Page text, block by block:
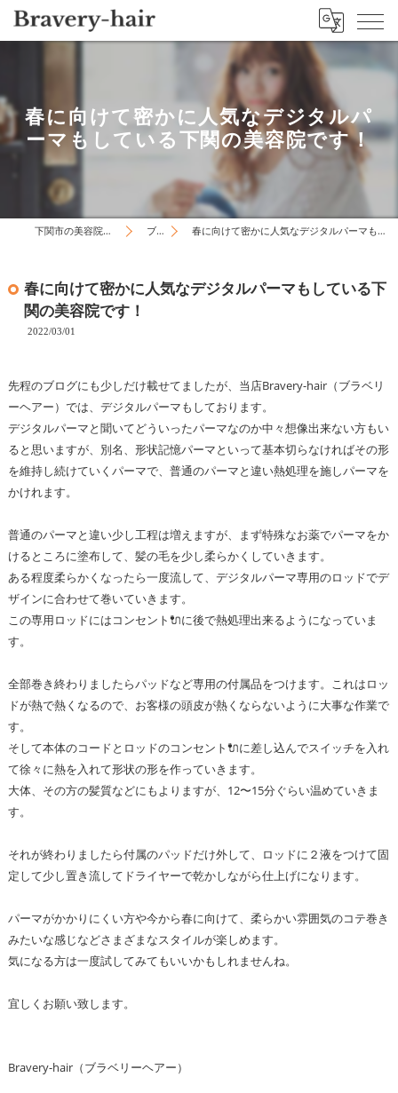
春に向けて密かに人気なデジタルパ
ーマもしている下関の美容院です！
下関市の美容院はBravery-hair ブログ 春に向けて密かに人気なデジタルパーマもしている下関の美容院です！
春に向けて密かに人気なデジタルパーマもしている下
関の美容院です！
2022/03/01
先程のブログにも少しだけ載せてましたが、当店Bravery-hair（ブラベリ
ーヘアー）では、デジタルパーマもしております。
デジタルパーマと聞いてどういったパーマなのか中々想像出来ない方もい
ると思いますが、別名、形状記憶パーマといって基本切らなければその形
を維持し続けていくパーマで、普通のパーマと違い熱処理を施しパーマを
かけれます。
普通のパーマと違い少し工程は増えますが、まず特殊なお薬でパーマをか
けるところに塗布して、髪の毛を少し柔らかくしていきます。
ある程度柔らかくなったら一度流して、デジタルパーマ専用のロッドでデ
ザインに合わせて巻いていきます。
この専用ロッドにはコンセント🔌に後で熱処理出来るようになっていま
す。
全部巻き終わりましたらパッドなど専用の付属品をつけます。これはロッ
ドが熱で熱くなるので、お客様の頭皮が熱くならないように大事な作業で
す。
そして本体のコードとロッドのコンセント🔌に差し込んでスイッチを入れ
て徐々に熱を入れて形状の形を作っていきます。
大体、その方の髪質などにもよりますが、12〜15分ぐらい温めていきま
す。
それが終わりましたら付属のパッドだけ外して、ロッドに２液をつけて固
定して少し置き流してドライヤーで乾かしながら仕上げになります。
パーマがかかりにくい方や今から春に向けて、柔らかい雰囲気のコテ巻き
みたいな感じなどさまざまなスタイルが楽しめます。
気になる方は一度試してみてもいいかもしれませんね。
宜しくお願い致します。
Bravery-hair（ブラベリーヘアー）